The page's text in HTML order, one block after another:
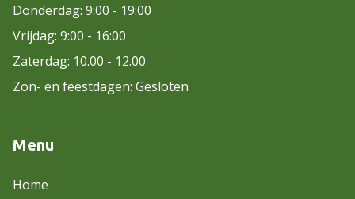
Donderdag: 9:00 - 19:00
Vrijdag: 9:00 - 16:00
Zaterdag: 10.00 - 12.00
Zon- en feestdagen: Gesloten
Menu
Home